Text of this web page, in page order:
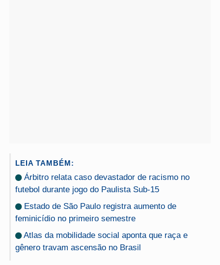
LEIA TAMBÉM:
Árbitro relata caso devastador de racismo no
futebol durante jogo do Paulista Sub-15
Estado de São Paulo registra aumento de
feminicídio no primeiro semestre
Atlas da mobilidade social aponta que raça e
gênero travam ascensão no Brasil